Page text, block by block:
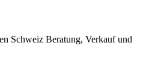
Schweiz Beratung, Verkauf und